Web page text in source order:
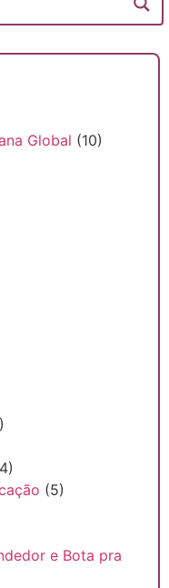
Global (10)
(5)
e Bota pra